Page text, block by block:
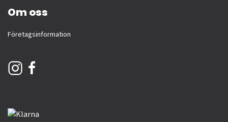
Om oss
Företagsinformation